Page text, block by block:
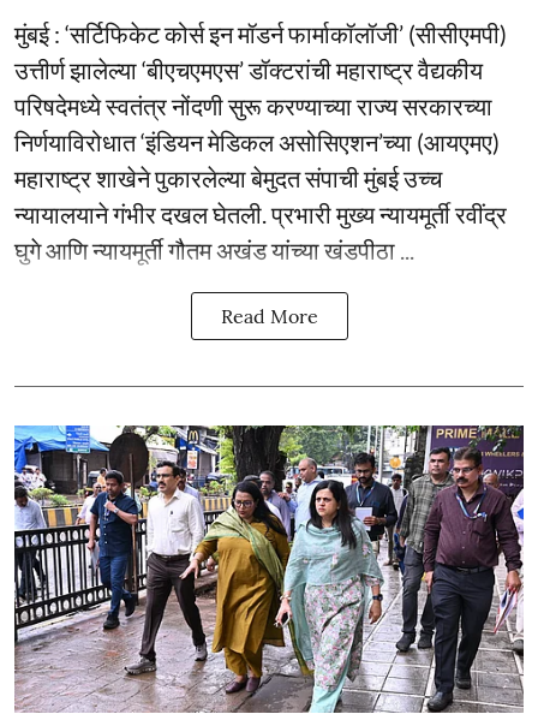
मुंबई : ‘सर्टिफिकेट कोर्स इन मॉडर्न फार्माकॉलॉजी’ (सीसीएमपी)
उत्तीर्ण झालेल्या ‘बीएचएमएस’ डॉक्टरांची महाराष्ट्र वैद्यकीय
परिषदेमध्ये स्वतंत्र नोंदणी सुरू करण्याच्या राज्य सरकारच्या
निर्णयाविरोधात ‘इंडियन मेडिकल असोसिएशन’च्या (आयएमए)
महाराष्ट्र शाखेने पुकारलेल्या बेमुदत संपाची मुंबई उच्च
न्यायालयाने गंभीर दखल घेतली. प्रभारी मुख्य न्यायमूर्ती रवींद्र
घुगे आणि न्यायमूर्ती गौतम अखंड यांच्या खंडपीठा ...
Read More